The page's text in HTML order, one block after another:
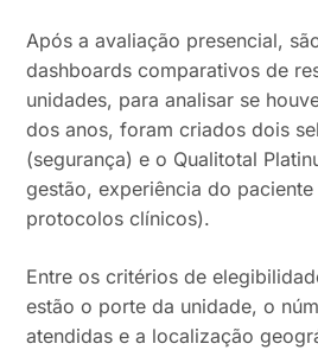
Após a avaliação presencial,
dashboards comparativos de
unidades, para analisar se
dos anos, foram criados dois
(segurança) e o Qualitotal
gestão, experiência do
protocolos clínicos).
Entre os critérios de
estão o porte da unidade, o
atendidas e a localização